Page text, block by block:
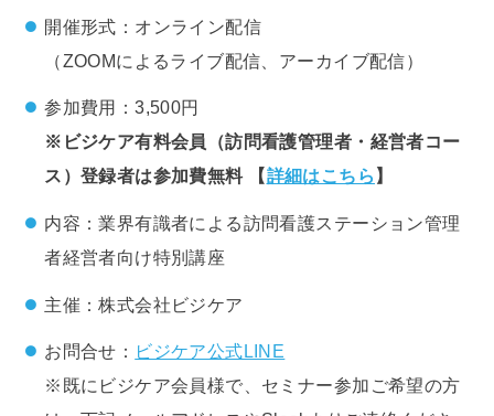
開催形式：オンライン配信
（ZOOMによるライブ配信、アーカイブ配信）
参加費用：3,500円
※ビジケア有料会員（訪問看護管理者・経営者コー
ス）登録者は参加費無料 【詳細はこちら 】
内容：業界有識者による訪問看護ステーション管理
者経営者向け特別講座
主催：株式会社ビジケア
お問合せ： ビジケア公式LINE
※既にビジケア会員様で、セミナー参加ご希望の方